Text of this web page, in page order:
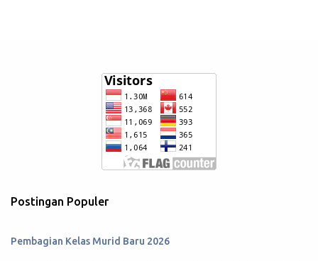
Postingan Populer
Pembagian Kelas Murid Baru 2026